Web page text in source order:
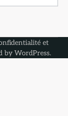
et
by WordPress.